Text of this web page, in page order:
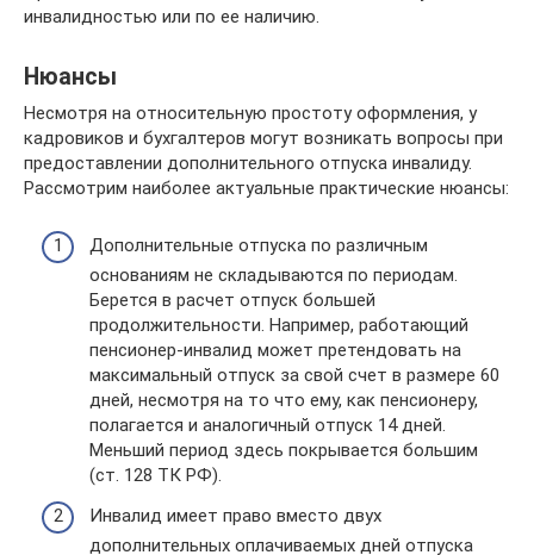
инвалидностью или по ее наличию.
Нюансы
Несмотря на относительную простоту оформления, у
кадровиков и бухгалтеров могут возникать вопросы при
предоставлении дополнительного отпуска инвалиду.
Рассмотрим наиболее актуальные практические нюансы:
Дополнительные отпуска по различным
основаниям не складываются по периодам.
Берется в расчет отпуск большей
продолжительности. Например, работающий
пенсионер-инвалид может претендовать на
максимальный отпуск за свой счет в размере 60
дней, несмотря на то что ему, как пенсионеру,
полагается и аналогичный отпуск 14 дней.
Меньший период здесь покрывается большим
(ст. 128 ТК РФ).
Инвалид имеет право вместо двух
дополнительных оплачиваемых дней отпуска